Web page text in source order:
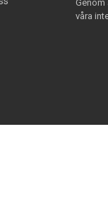
Genom
våra